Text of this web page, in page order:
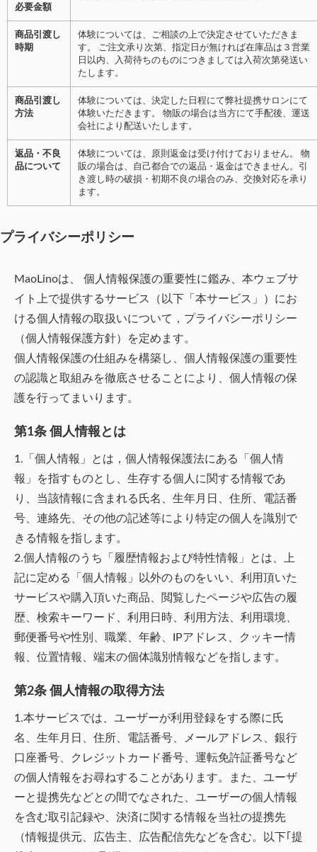
必要金額
商品引渡し
時期
体験については、ご相談の上で決定させていただきま
す。 ご注文承り次第、指定日が無ければ在庫品は３営業
日以内、入荷待ちのものにつきましては入荷次第発送い
たします。
商品引渡し
方法
体験については、決定した日程にて弊社提携サロンにて
体験いただきます。 物販の場合は当方にて手配後、運送
会社により配送いたします。
返品・不良
品について
体験については、原則返金は受け付けておりません。 物
販の場合は、自己都合での返品・返金はできません。引
き渡し時の破損・初期不良の場合のみ、交換対応を承り
ます。
プライバシーポリシー
MaoLinoは、 個人情報保護の重要性に鑑み、本ウェブサ
イト上で提供するサービス（以下「本サービス」）にお
ける個人情報の取扱いについて，プライバシーポリシー
（個人情報保護方針）を定めます。
個人情報保護の仕組みを構築し、個人情報保護の重要性
の認識と取組みを徹底させることにより、個人情報の保
護を行ってまいります。
第1条 個人情報とは
1.「個人情報」とは，個人情報保護法にある「個人情
報」を指すものとし、生存する個人に関する情報であ
り、当該情報に含まれる氏名、生年月日、住所、電話番
号、連絡先、その他の記述等により特定の個人を識別で
きる情報を指します。
2.個人情報のうち「履歴情報および特性情報」とは、上
記に定める「個人情報」以外のものをいい、利用頂いた
サービスや購入頂いた商品、閲覧したページや広告の履
歴、検索キーワード、利用日時、利用方法、利用環境、
郵便番号や性別、職業、年齢、IPアドレス、クッキー情
報、位置情報、端末の個体識別情報などを指します。
第2条 個人情報の取得方法
1.本サービスでは、ユーザーが利用登録をする際に氏
名、生年月日、住所、電話番号、メールアドレス、銀行
口座番号、クレジットカード番号、運転免許証番号など
の個人情報をお尋ねすることがあります。また、ユーザ
ーと提携先などとの間でなされた、ユーザーの個人情報
を含む取引記録や、決済に関する情報を当社の提携先
（情報提供元、広告主、広告配信先などを含む。以下｢提